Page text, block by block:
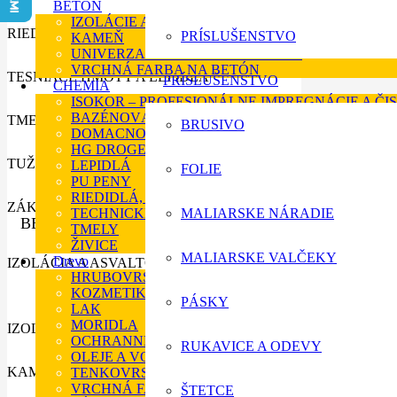
PRÍSLUŠENSTVO
PRÍSLUŠENSTVO
BRUSIVO
FOLIE
MALIARSKE NÁRADIE
MALIARSKE VALČEKY
PÁSKY
RUKAVICE A ODEVY
ŠTETCE
BETÓN
IZOLÁCIE A ASFALTOVE NÁTERY
KAMEŇ
UNIVERZALNÁ FARBA NA BETÓN
VRCHNÁ FARBA NA BETÓN
CHEMIA
ISOKOR – PROFESIONÁLNE IMPREGNÁCIE A
BAZÉNOVÁ CHÉMIA
DOMACNOSŤ
HG DROGERIA
LEPIDLÁ
PU PENY
RIEDIDLÁ, TUŽIDLÁ A ODSTRAŇOVAČE
TECHNICKÉ KVAPALINY
TMELY
ŽIVICE
Drevo
HRUBOVRSTVÉ LAZÚRY
KOZMETIKA PRE DREVO
LAK
MORIDLA
OCHRANNÉ NAPUŠŤADLO
OLEJE A VOSKY
TENKOVRSTVÉ LAZÚRY
VRCHNÁ FARBA NA DREVO
RIEDIDLÁ A ODMASŤOVAČE
TESNIACE HMOTY A LEPIDLÁ
TMELY
TUŽIDLA
ZÁKLADNÉ FARBY
BETÓN
IZOLÁCIA A ASVALTOVE NÁTERY
IZOLÁCIE A ASFALTOVE NÁTERY
KAMEŇ